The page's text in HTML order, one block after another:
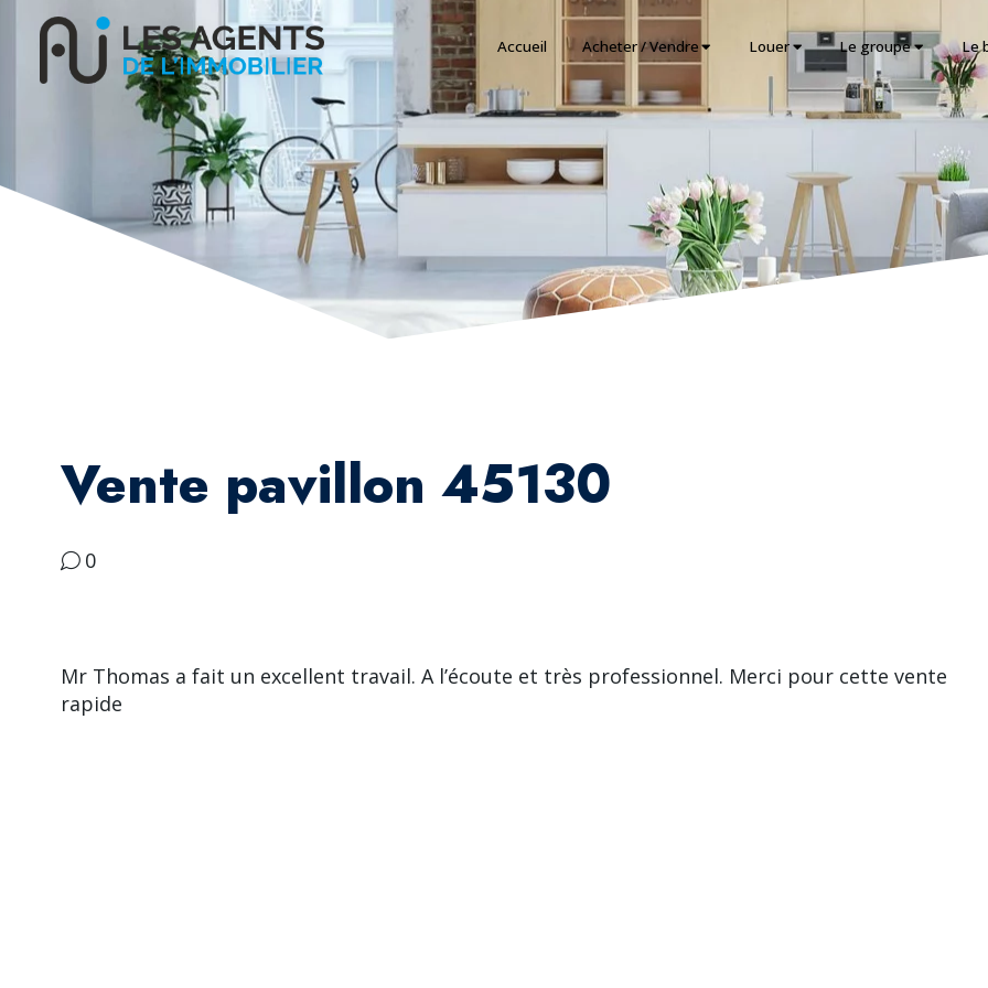
Accueil Acheter / Vendre Louer Le groupe Le
Vente pavillon 45130
0
Mr Thomas a fait un excellent travail. A l’écoute et très professionnel. Merci pour cette vente
rapide